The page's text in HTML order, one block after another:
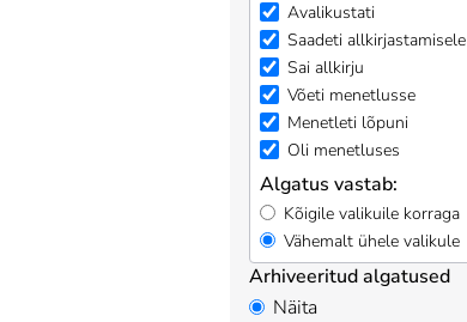
Avalikustati
Saadeti allkirjastamisele
Sai allkirju
Võeti menetlusse
Menetleti lõpuni
Oli menetluses
Algatus vastab:
Kõigile valikuile korraga
Vähemalt ühele valikule
Arhiveeritud algatused
Näita